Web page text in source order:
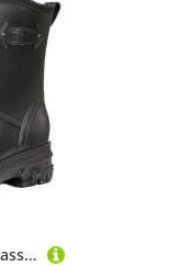
Gummistiefel for Damen, wasserdichte Schuhe, Regengaloschen, Knöchel, Arbeits- und Garten-Regenstiefel, ölbeständig, rutschfest, Küchenschuhe Für Industrie Handwerk(Black,36)